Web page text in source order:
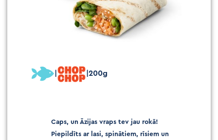
|200g
Caps, un Āzijas vraps tev jau rokā!
Piepildīts ar lasi, spinātiem, rīsiem un